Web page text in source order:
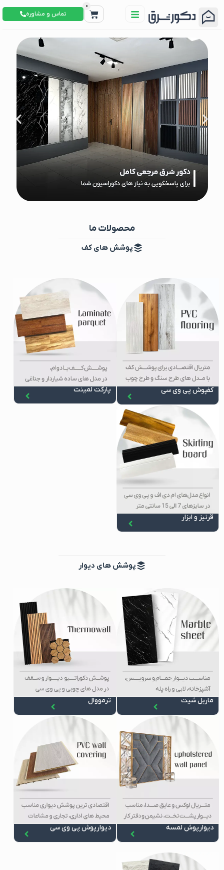
0
تماس و مشاوره
محصولات ما
پوشش های کف
قرنیز و ابزار
پارکت لمینت کفپوش پی وی سی
پوشش های دیوار
ماربل شیت ترمووال
دیوارپوش لمسه دیوارپوش پی وی سی